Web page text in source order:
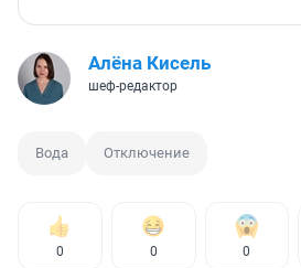
Алёна Кисель
шеф-редактор
Вода Отключение
0 0 0